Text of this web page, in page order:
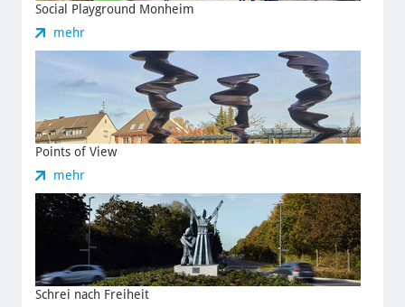
Social Playground Monheim
mehrzu
Social
Playground
Monheim
Points of View
mehrzu
Points
of
View
Schrei nach Freiheit